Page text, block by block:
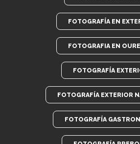
FOTOGRAFÍA EN
FOTOGRAFIA EN
FOTOGRAFÍA
FOTOGRAFÍA EXTERIOR
FOTOGRAFÍA